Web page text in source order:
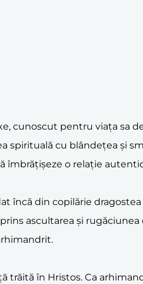
cunoscut pentru viața sa
spirituală cu blândețea și
îmbrățișeze o relație
încă din copilărie
ascultarea și
în Hristos. Ca